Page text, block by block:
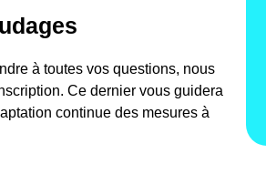
à toutes vos questions, nous
Ce dernier vous guidera
continue des mesures à